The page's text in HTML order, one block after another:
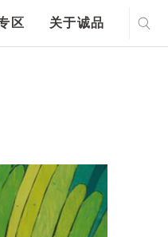
区 关于诚品